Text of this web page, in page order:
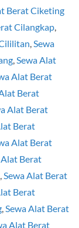
Berat Ciketing
Cilangkap,
,Sewa
,Sewa Alat
Alat Berat
Berat
Alat Berat
Berat
Alat Berat
Alat Berat
,Sewa Alat Berat
Berat
,Sewa Alat Berat
Alat Berat